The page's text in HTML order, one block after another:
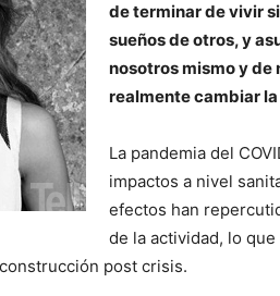
de terminar de vivir
sueños de otros, y
nosotros mismo y de
realmente cambiar
La pandemia del
impactos a nivel
efectos han
de la actividad, lo
post crisis.